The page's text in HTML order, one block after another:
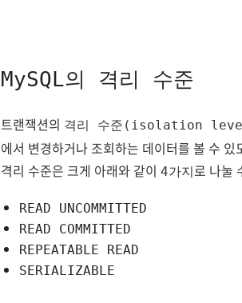
MySQL의 격리 수준
트랜잭션의 격리 수준(isolation
에서 변경하거나 조회하는 데이터를 볼 수
격리 수준은 크게 아래와 같이 4가지로 나눌
READ UNCOMMITTED
READ COMMITTED
REPEATABLE READ
SERIALIZABLE